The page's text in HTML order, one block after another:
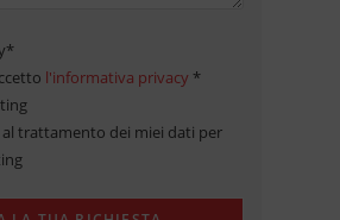
*
l'informativa privacy *
trattamento dei miei dati per